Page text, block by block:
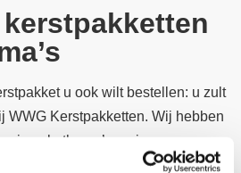
u ook wilt bestellen: u zult
WWG Kerstpakketten. Wij hebben
in vele thema’s en in
U vindt bij ons al een passend